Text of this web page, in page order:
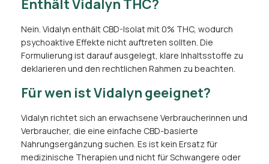
Enthält Vidalyn THC?
Nein. Vidalyn enthält CBD-Isolat mit 0% THC, wodurch
psychoaktive Effekte nicht auftreten sollten. Die
Formulierung ist darauf ausgelegt, klare Inhaltsstoffe zu
deklarieren und den rechtlichen Rahmen zu beachten.
Für wen ist Vidalyn geeignet?
Vidalyn richtet sich an erwachsene Verbraucherinnen und
Verbraucher, die eine einfache CBD-basierte
Nahrungsergänzung suchen. Es ist kein Ersatz für
medizinische Therapien und nicht für Schwangere oder